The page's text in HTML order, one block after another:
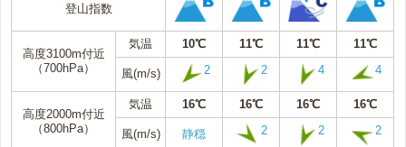
登山指数
高度3100m付近
（700hPa）
気温 10℃ 11℃ 11℃ 11℃
風(m/s) 2 2 4 4
高度2000m付近
（800hPa）
気温 16℃ 16℃ 16℃ 16℃
風(m/s) 静穏 2 2 2